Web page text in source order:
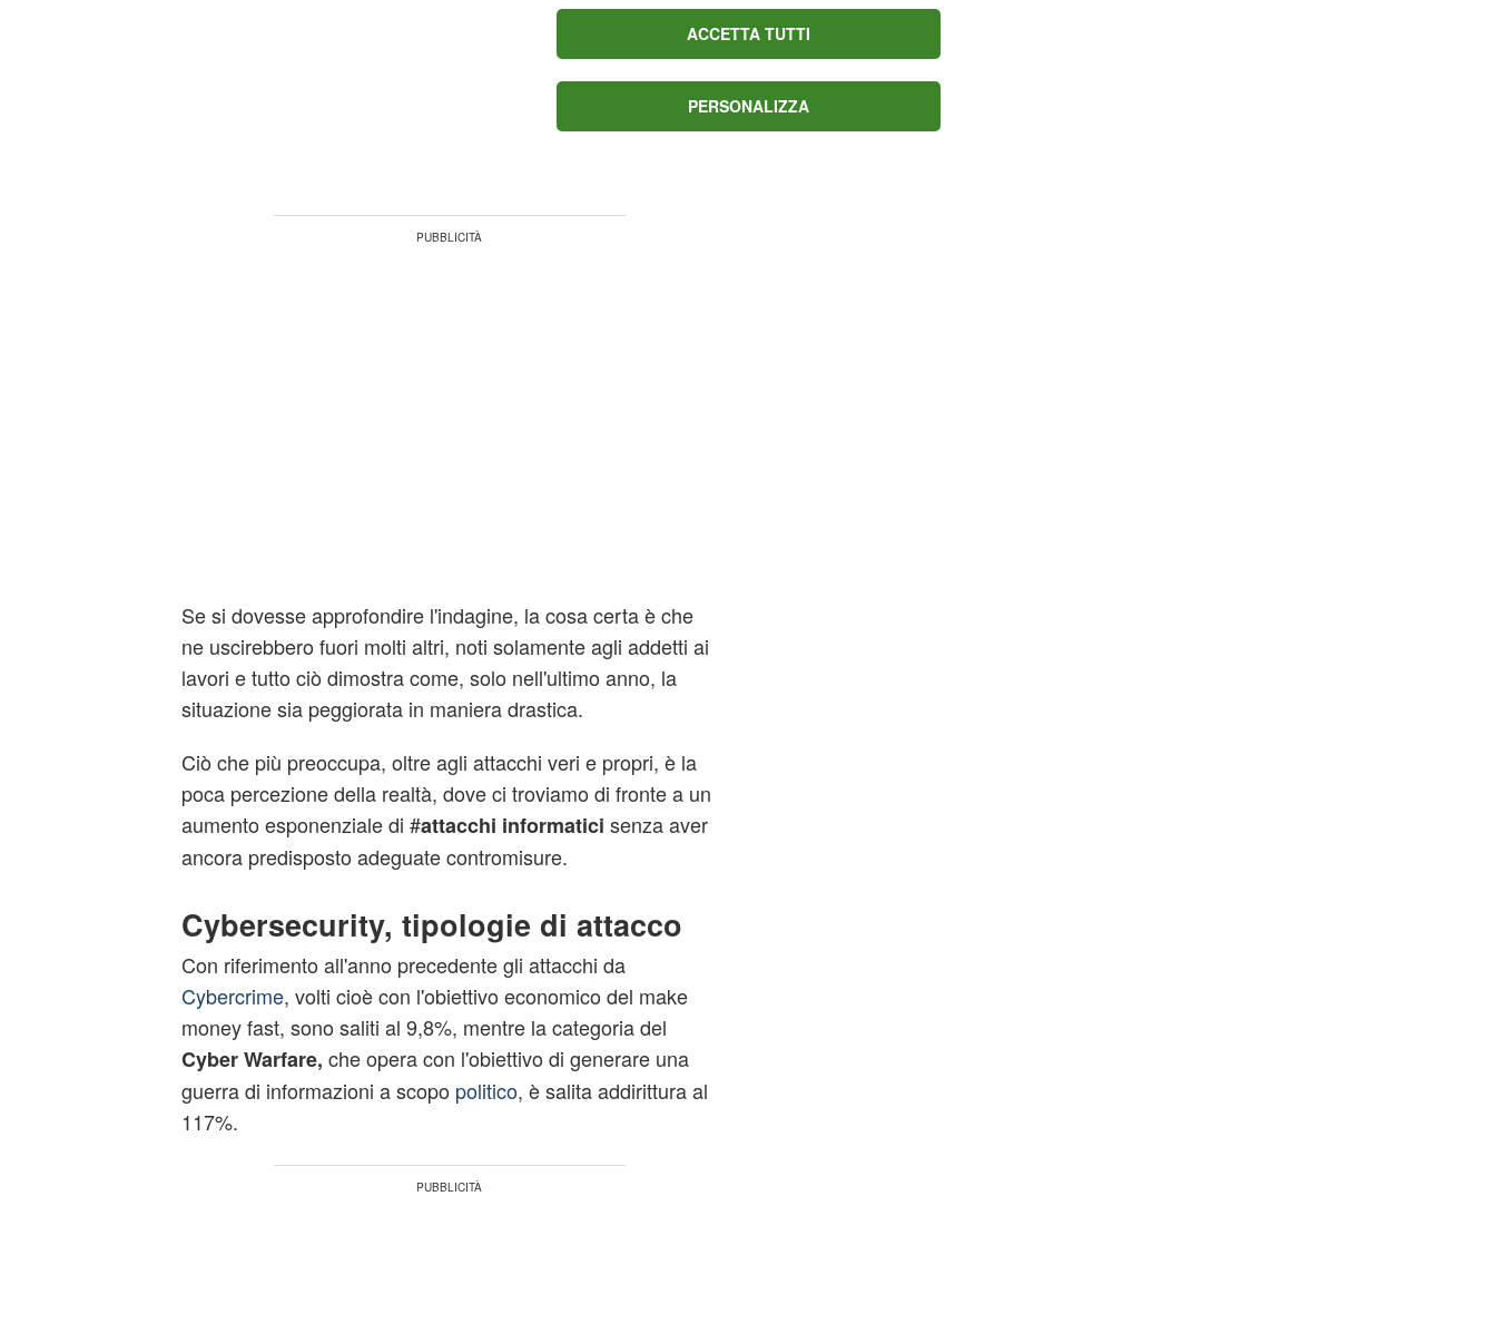
diffusione senza autorizzazione di dati sensibili di una certa
1050 casi gravi sono stati catalogati fra quelli resi noti
nascosti o essere coperti da qualcuno, proprio a causa del
Se si dovesse approfondire l'indagine, la cosa certa è che
ne uscirebbero fuori molti altri, noti solamente agli addetti ai
lavori e tutto ciò dimostra come, solo nell'ultimo anno, la
situazione sia peggiorata in maniera drastica.
Ciò che più preoccupa, oltre agli attacchi veri e propri, è la
poca percezione della realtà, dove ci troviamo di fronte a un
aumento esponenziale di #attacchi informatici senza aver
ancora predisposto adeguate contromisure.
Cybersecurity, tipologie di attacco
Con riferimento all'anno precedente gli attacchi da
Cybercrime, volti cioè con l'obiettivo economico del make
money fast, sono saliti al 9,8%, mentre la categoria del
Cyber Warfare, che opera con l'obiettivo di generare una
guerra di informazioni a scopo politico, è salita addirittura al
117%.
ACCETTA TUTTI
PERSONALIZZA